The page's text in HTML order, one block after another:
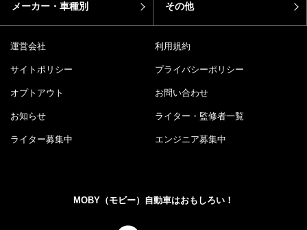
メーカー・車種別 その他
運営会社 利用規約
サイトポリシー プライバシーポリシー
オプトアウト お問い合わせ
お知らせ ライター・監修者一覧
ライター募集中 エンジニア募集中
MOBY（モビー）自動車はおもしろい！